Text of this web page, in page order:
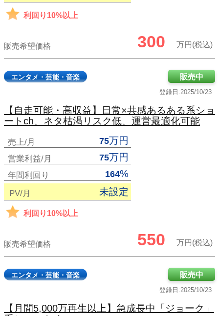
利回り10%以上
販売希望価格 300 万円(税込)
エンタメ・芸能・音楽
登録日:2025/10/23
販売中
【自走可能・高収益】日常×共感あるある系ショ
ートch、ネタ枯渇リスク低、運営最適化可能
売上/月 75万円
営業利益/月 75万円
年間利回り 164%
PV/月 未設定
利回り10%以上
販売希望価格 550 万円(税込)
エンタメ・芸能・音楽
登録日:2025/10/23
販売中
【月間5,000万再生以上】急成長中「ジョーク」